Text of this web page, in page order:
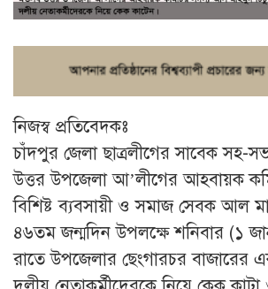
নিজস্ব প্রতিবেদকঃ
চাঁদপুর জেলা ছাত্রলীগের সাবেক সহ-
উত্তর উপজেলা আ’লীগের আহবায়ক
বিশিষ্ট ব্যবসায়ী ও সমাজ সেবক আল
৪৬তম জন্মদিন উপলক্ষে শনিবার (১
রাতে উপজেলার ছেংগারচর বাজারের